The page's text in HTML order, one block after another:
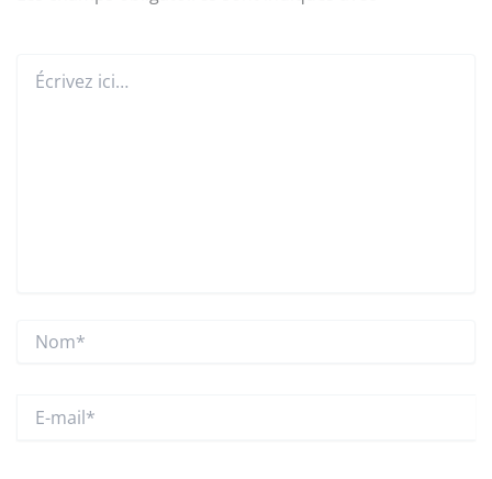
ici…
mail*